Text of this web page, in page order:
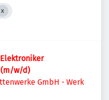
w/d)
GmbH - Werk